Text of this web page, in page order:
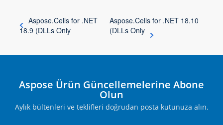
Aspose.Cells for .NET
18.9 (DLLs Only
Aspose.Cells for .NET 18.10
(DLLs Only
Aspose Ürün Güncellemelerine Abone
Olun
Aylık bültenleri ve teklifleri doğrudan posta kutunuza alın.